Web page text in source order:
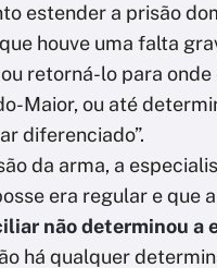
estender a prisão
houve uma falta
retorná-lo para onde
Maior, ou até
diferenciado”.
da arma, a
era regular e que a
não determinou a
há qualquer